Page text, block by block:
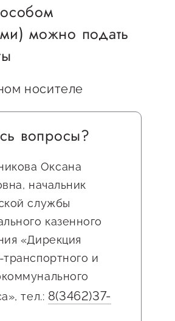
можно подать
носителе
вопросы?
Оксана
начальник
службы
казенного
«Дирекция
и
тел.: 8(3462)37-